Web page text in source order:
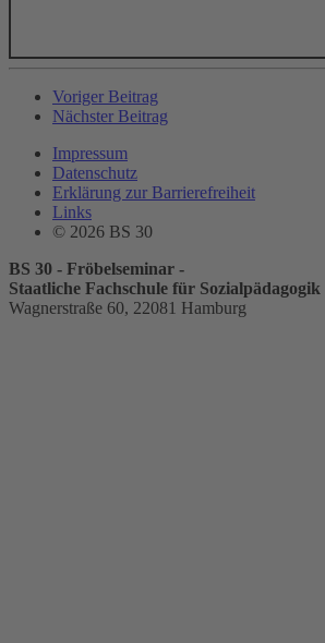
Voriger Beitrag
Nächster Beitrag
Impressum
Datenschutz
Erklärung zur Barrierefreiheit
Links
© 2026 BS 30
BS 30 - Fröbelseminar -
Staatliche Fachschule für Sozialpädagogik
Wagnerstraße 60, 22081 Hamburg